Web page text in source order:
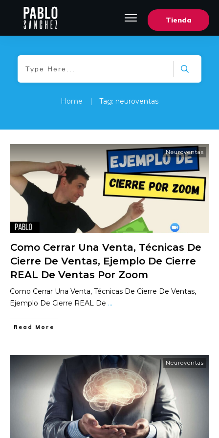
Tienda
Home Tag: neuroventas
Neuroventas
Como Cerrar Una Venta, Técnicas De
Cierre De Ventas, Ejemplo De Cierre
REAL De Ventas Por Zoom
Como Cerrar Una Venta, Técnicas De Cierre De Ventas,
Ejemplo De Cierre REAL De ...
​Read More
Neuroventas